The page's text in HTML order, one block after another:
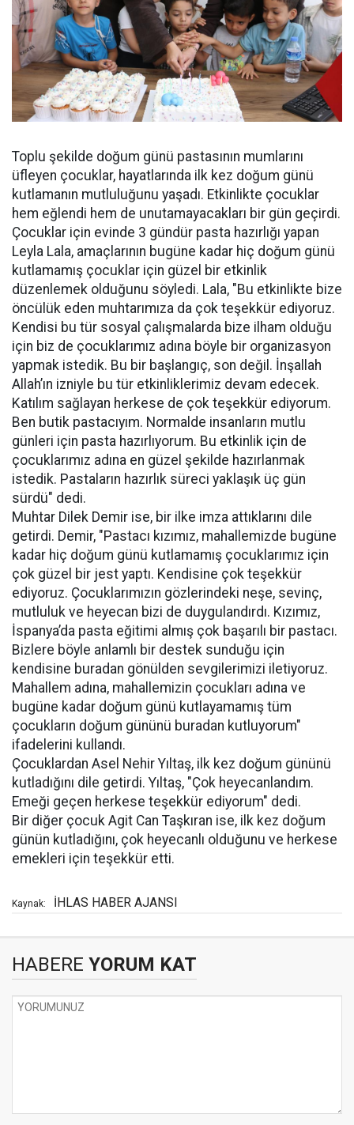
Toplu şekilde doğum günü pastasının mumlarını
üfleyen çocuklar, hayatlarında ilk kez doğum günü
kutlamanın mutluluğunu yaşadı. Etkinlikte çocuklar
hem eğlendi hem de unutamayacakları bir gün geçirdi.
Çocuklar için evinde 3 gündür pasta hazırlığı yapan
Leyla Lala, amaçlarının bugüne kadar hiç doğum günü
kutlamamış çocuklar için güzel bir etkinlik
düzenlemek olduğunu söyledi. Lala, "Bu etkinlikte bize
öncülük eden muhtarımıza da çok teşekkür ediyoruz.
Kendisi bu tür sosyal çalışmalarda bize ilham olduğu
için biz de çocuklarımız adına böyle bir organizasyon
yapmak istedik. Bu bir başlangıç, son değil. İnşallah
Allah’ın izniyle bu tür etkinliklerimiz devam edecek.
Katılım sağlayan herkese de çok teşekkür ediyorum.
Ben butik pastacıyım. Normalde insanların mutlu
günleri için pasta hazırlıyorum. Bu etkinlik için de
çocuklarımız adına en güzel şekilde hazırlanmak
istedik. Pastaların hazırlık süreci yaklaşık üç gün
sürdü" dedi.
Muhtar Dilek Demir ise, bir ilke imza attıklarını dile
getirdi. Demir, "Pastacı kızımız, mahallemizde bugüne
kadar hiç doğum günü kutlamamış çocuklarımız için
çok güzel bir jest yaptı. Kendisine çok teşekkür
ediyoruz. Çocuklarımızın gözlerindeki neşe, sevinç,
mutluluk ve heyecan bizi de duygulandırdı. Kızımız,
İspanya’da pasta eğitimi almış çok başarılı bir pastacı.
Bizlere böyle anlamlı bir destek sunduğu için
kendisine buradan gönülden sevgilerimizi iletiyoruz.
Mahallem adına, mahallemizin çocukları adına ve
bugüne kadar doğum günü kutlayamamış tüm
çocukların doğum gününü buradan kutluyorum"
ifadelerini kullandı.
Çocuklardan Asel Nehir Yıltaş, ilk kez doğum gününü
kutladığını dile getirdi. Yıltaş, "Çok heyecanlandım.
Emeği geçen herkese teşekkür ediyorum" dedi.
Bir diğer çocuk Agit Can Taşkıran ise, ilk kez doğum
günün kutladığını, çok heyecanlı olduğunu ve herkese
emekleri için teşekkür etti.
Kaynak: İHLAS HABER AJANSI
HABERE YORUM KAT